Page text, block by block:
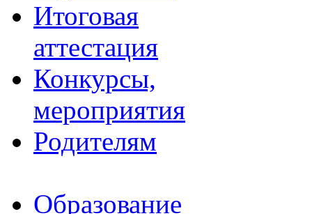
Итоговая
аттестация
Конкурсы,
мероприятия
Родителям
Образование